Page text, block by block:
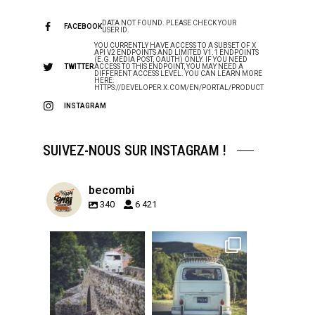
FACEBOOKDATA NOT FOUND. PLEASE CHECK YOUR
USER ID.
TWITTER
YOU CURRENTLY HAVE ACCESS TO A SUBSET OF X
API V2 ENDPOINTS AND LIMITED V1.1 ENDPOINTS
(E.G. MEDIA POST, OAUTH) ONLY. IF YOU NEED
ACCESS TO THIS ENDPOINT, YOU MAY NEED A
DIFFERENT ACCESS LEVEL. YOU CAN LEARN MORE
HERE:
HTTPS://DEVELOPER.X.COM/EN/PORTAL/PRODUCT
INSTAGRAM
SUIVEZ-NOUS SUR INSTAGRAM !
becombi
340 6 421
becombi
Sep 15
becombi
Sep 12